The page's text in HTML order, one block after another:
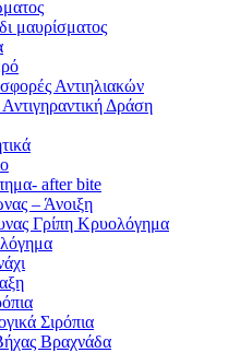
μαυρίσματος
Αντιηλιακών
Δράση
after bite
– Άνοιξη
Γρίπη Κρυολόγημα
Σιρόπια
Βραχνάδα